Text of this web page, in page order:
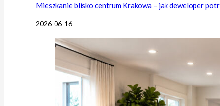
Mieszkanie blisko centrum Krakowa – jak deweloper
2026-06-16